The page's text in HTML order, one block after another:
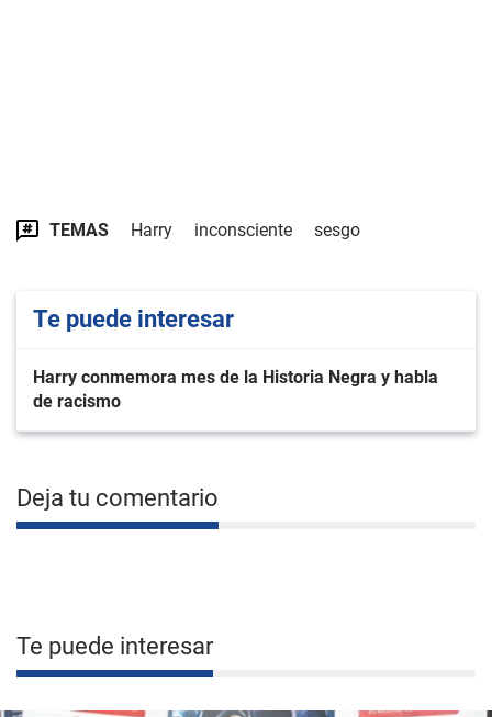
TEMAS Harry inconsciente sesgo
Te puede interesar
Harry conmemora mes de la Historia Negra y habla
de racismo
Deja tu comentario
Te puede interesar